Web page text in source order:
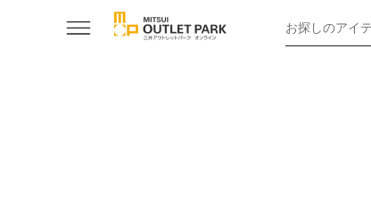
お探しのアイ